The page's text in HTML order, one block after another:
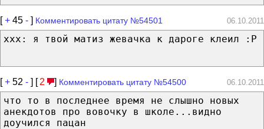
[+ 45 - ] Комментировать цитату №54501 06.10.2011
xxx: я твой матиз жевачка к дароге клеил :P
[+ 52 - ] [ 2 ] Комментировать цитату №54500 06.10.2011
что то в последнее время не слышно новых
анекдотов про вовочку в школе...видно
доучился пацан